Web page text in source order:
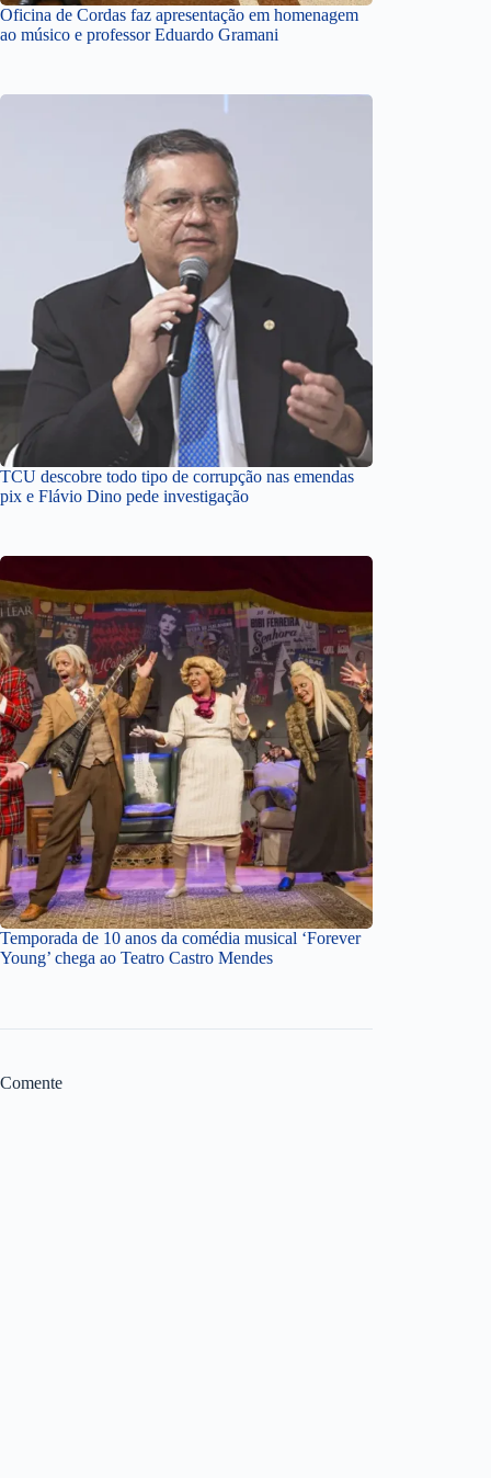
Oficina de Cordas faz apresentação em homenagem
ao músico e professor Eduardo Gramani
TCU descobre todo tipo de corrupção nas emendas
pix e Flávio Dino pede investigação
Temporada de 10 anos da comédia musical ‘Forever
Young’ chega ao Teatro Castro Mendes
Comente